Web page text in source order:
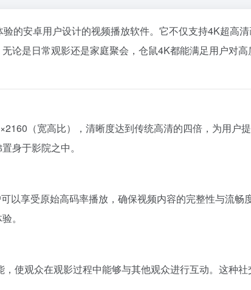
的安卓用户设计的视频播放软件。它不仅支持4K超高
论是日常观影还是家庭聚会，仓鼠4K都能满足用户对高
（宽高比），清晰度达到传统高清的四倍，为用户
身于影院之中。
以享受原始高码率播放，确保视频内容的完整性与流
。
使观众在观影过程中能够与其他观众进行互动。这种